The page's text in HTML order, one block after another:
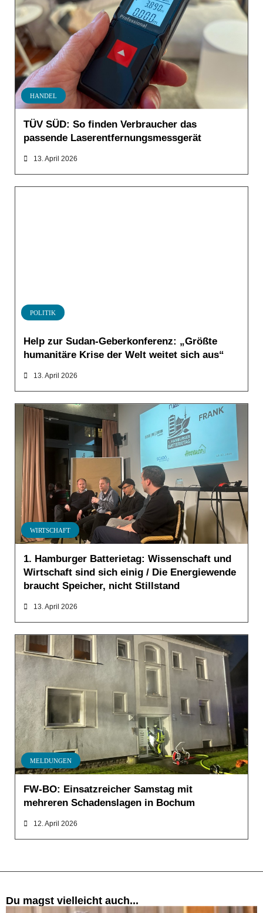
HANDEL
TÜV SÜD: So finden Verbraucher das
passende Laserentfernungsmessgerät
13. April 2026
POLITIK
Help zur Sudan-Geberkonferenz: „Größte
humanitäre Krise der Welt weitet sich aus“
13. April 2026
WIRTSCHAFT
1. Hamburger Batterietag: Wissenschaft und
Wirtschaft sind sich einig / Die Energiewende
braucht Speicher, nicht Stillstand
13. April 2026
MELDUNGEN
FW-BO: Einsatzreicher Samstag mit
mehreren Schadenslagen in Bochum
12. April 2026
Du magst vielleicht auch...